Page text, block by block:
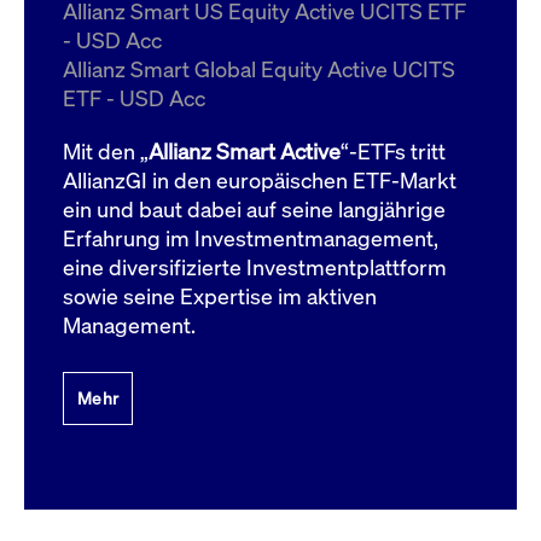
Allianz Smart US Equity Active UCITS ETF
- USD Acc
Allianz Smart Global Equity Active UCITS
ETF - USD Acc
Mit den „Allianz Smart Active“-ETFs tritt
AllianzGI in den europäischen ETF-Markt
ein und baut dabei auf seine langjährige
Erfahrung im Investmentmanagement,
eine diversifizierte Investmentplattform
sowie seine Expertise im aktiven
Management.
Mehr
ApplicationGatewayAffinityCORS
boerse.com
Domain
bis